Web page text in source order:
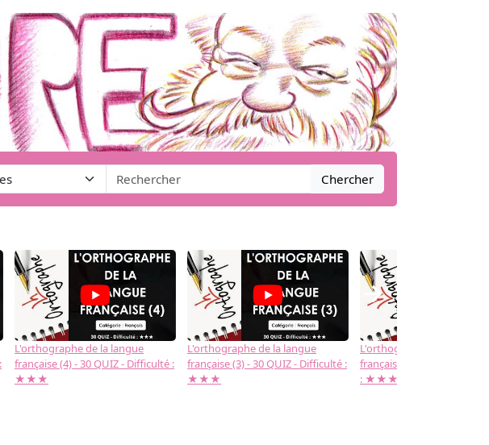
Chercher
L'orthographe de la langue
française (4) - 30 QUIZ - Difficulté :
★★★
L'orthographe de la langue
française (3) - 30 QUIZ - Difficulté :
★★★
L'orthographe de la langue
française (2) -( 20 QUIZ -
: ★★★
→